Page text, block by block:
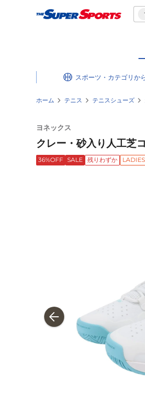
スポーツ・カテゴリ
ホーム テニス テニスシューズ
ヨネックス
クレー・砂入り人工芝
36%OFF SALE 残りわずか LADIES